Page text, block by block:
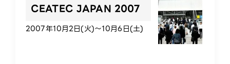
CEATEC JAPAN 2007
2007年10月2日(火)～10月6日(土)